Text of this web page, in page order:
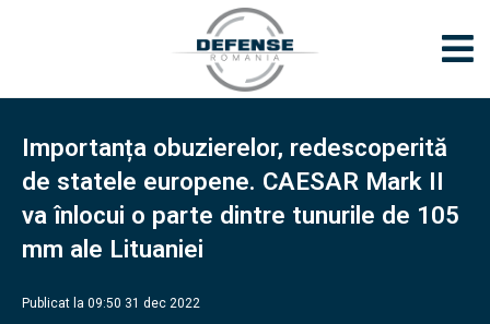
Importanța obuzierelor, redescoperită
de statele europene. CAESAR Mark II
va înlocui o parte dintre tunurile de 105
mm ale Lituaniei
Publicat la 09:50 31 dec 2022